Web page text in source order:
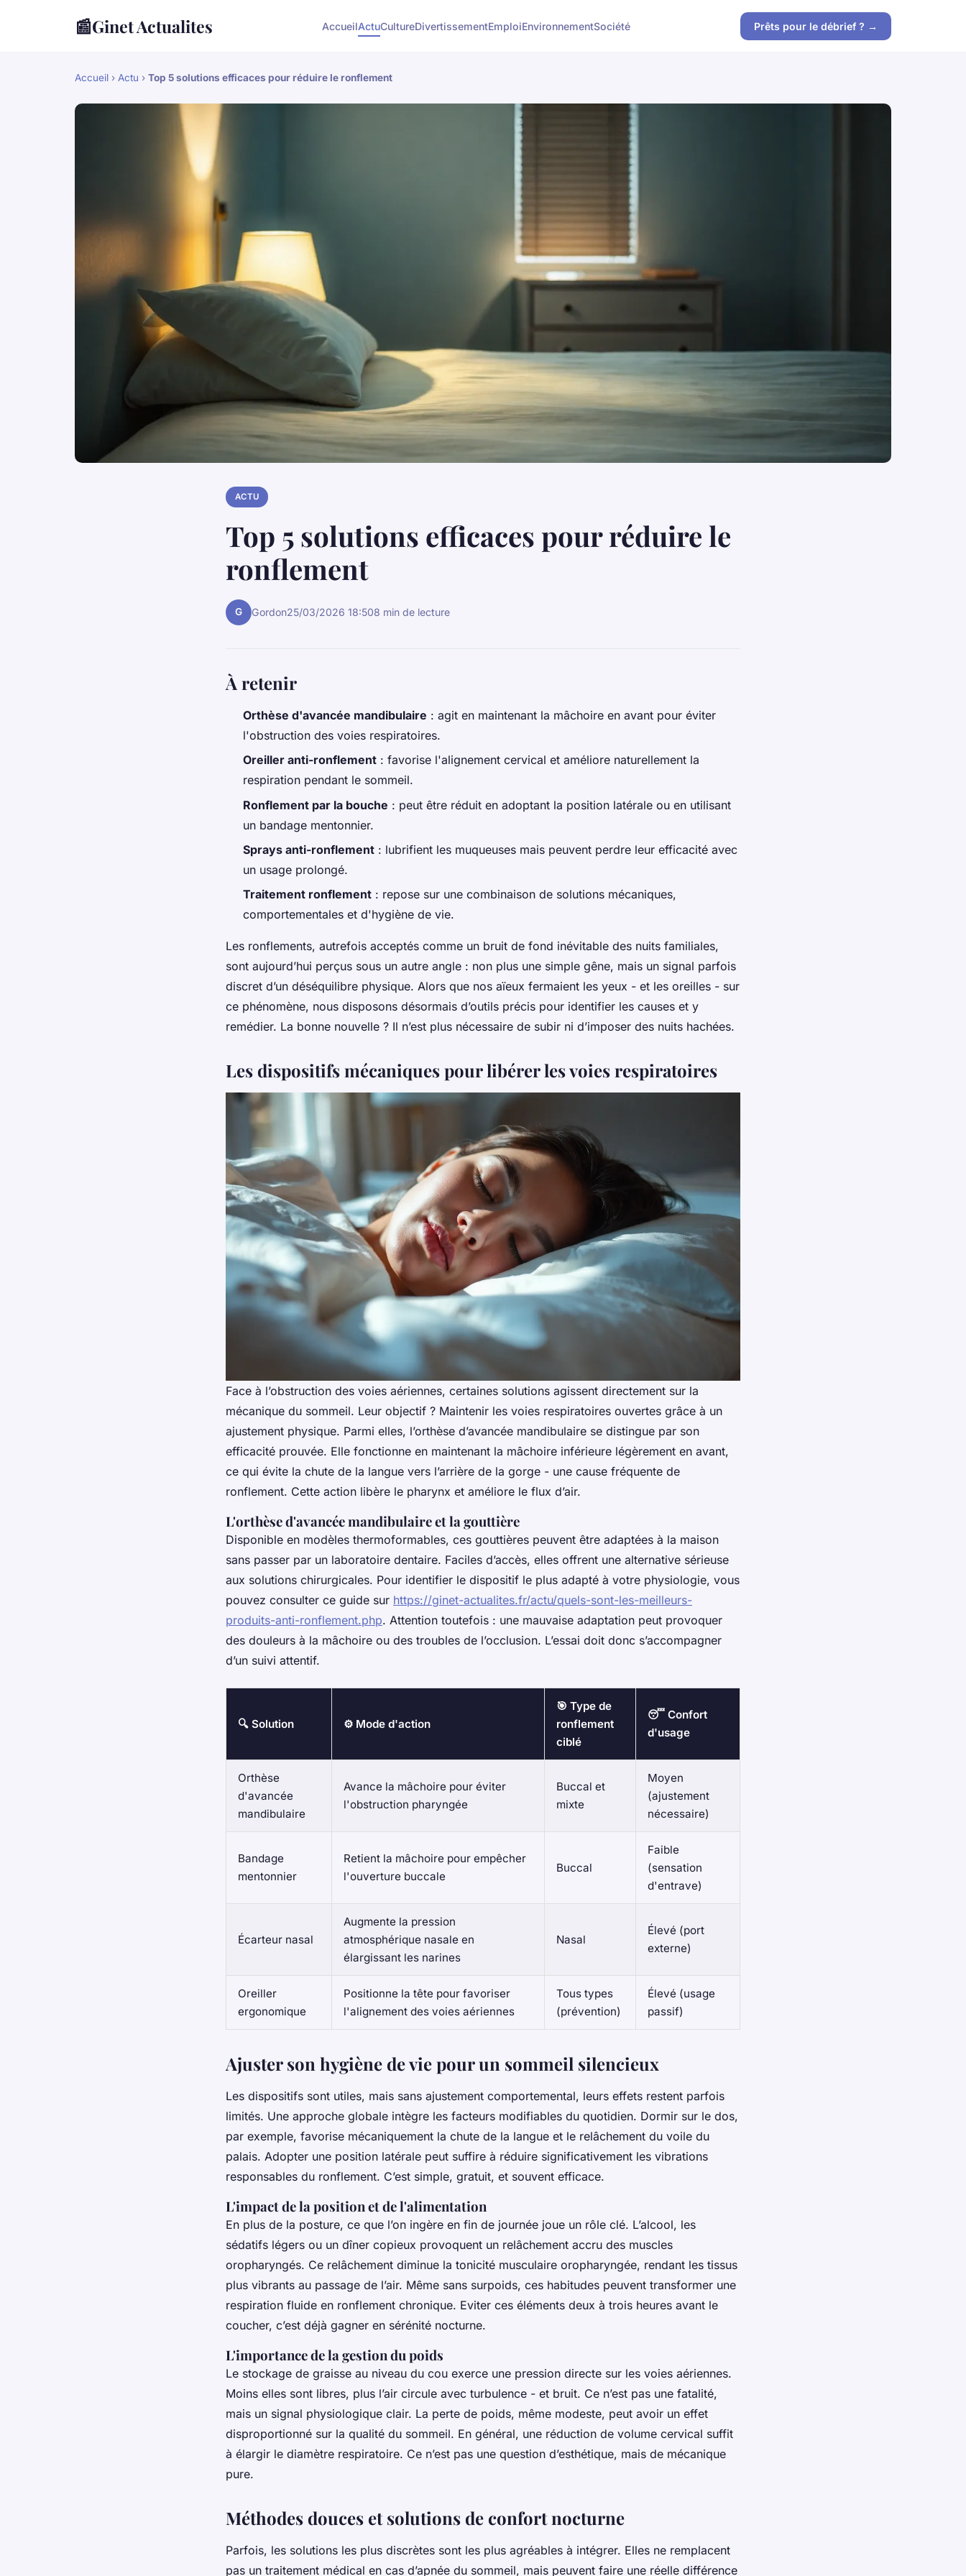
📰Ginet Actualites AccueilActuCultureDivertissementEmploiEnvironnementSociété Prêts pour le débrief ? →
Accueil › Actu › Top 5 solutions efficaces pour réduire le ronflement
ACTU
Top 5 solutions efficaces pour réduire le
ronflement
G Gordon25/03/2026 18:508 min de lecture
À retenir
Orthèse d'avancée mandibulaire : agit en maintenant la mâchoire en avant pour éviter
l'obstruction des voies respiratoires.
Oreiller anti-ronflement : favorise l'alignement cervical et améliore naturellement la
respiration pendant le sommeil.
Ronflement par la bouche : peut être réduit en adoptant la position latérale ou en utilisant
un bandage mentonnier.
Sprays anti-ronflement : lubrifient les muqueuses mais peuvent perdre leur efficacité avec
un usage prolongé.
Traitement ronflement : repose sur une combinaison de solutions mécaniques,
comportementales et d'hygiène de vie.
Les ronflements, autrefois acceptés comme un bruit de fond inévitable des nuits familiales,
sont aujourd’hui perçus sous un autre angle : non plus une simple gêne, mais un signal parfois
discret d’un déséquilibre physique. Alors que nos aïeux fermaient les yeux - et les oreilles - sur
ce phénomène, nous disposons désormais d’outils précis pour identifier les causes et y
remédier. La bonne nouvelle ? Il n’est plus nécessaire de subir ni d’imposer des nuits hachées.
Les dispositifs mécaniques pour libérer les voies respiratoires
Face à l’obstruction des voies aériennes, certaines solutions agissent directement sur la
mécanique du sommeil. Leur objectif ? Maintenir les voies respiratoires ouvertes grâce à un
ajustement physique. Parmi elles, l’orthèse d’avancée mandibulaire se distingue par son
efficacité prouvée. Elle fonctionne en maintenant la mâchoire inférieure légèrement en avant,
ce qui évite la chute de la langue vers l’arrière de la gorge - une cause fréquente de
ronflement. Cette action libère le pharynx et améliore le flux d’air.
L'orthèse d'avancée mandibulaire et la gouttière
Disponible en modèles thermoformables, ces gouttières peuvent être adaptées à la maison
sans passer par un laboratoire dentaire. Faciles d’accès, elles offrent une alternative sérieuse
aux solutions chirurgicales. Pour identifier le dispositif le plus adapté à votre physiologie, vous
pouvez consulter ce guide sur https://ginet-actualites.fr/actu/quels-sont-les-meilleurs-
produits-anti-ronflement.php. Attention toutefois : une mauvaise adaptation peut provoquer
des douleurs à la mâchoire ou des troubles de l’occlusion. L’essai doit donc s’accompagner
d’un suivi attentif.
🔍 Solution ⚙️ Mode d'action
🎯 Type de
ronflement
ciblé
😴 Confort
d'usage
Orthèse
d'avancée
mandibulaire
Avance la mâchoire pour éviter
l'obstruction pharyngée
Buccal et
mixte
Moyen
(ajustement
nécessaire)
Bandage
mentonnier
Retient la mâchoire pour empêcher
l'ouverture buccale
Buccal
Faible
(sensation
d'entrave)
Écarteur nasal
Augmente la pression
atmosphérique nasale en
élargissant les narines
Nasal
Élevé (port
externe)
Oreiller
ergonomique
Positionne la tête pour favoriser
l'alignement des voies aériennes
Tous types
(prévention)
Élevé (usage
passif)
Ajuster son hygiène de vie pour un sommeil silencieux
Les dispositifs sont utiles, mais sans ajustement comportemental, leurs effets restent parfois
limités. Une approche globale intègre les facteurs modifiables du quotidien. Dormir sur le dos,
par exemple, favorise mécaniquement la chute de la langue et le relâchement du voile du
palais. Adopter une position latérale peut suffire à réduire significativement les vibrations
responsables du ronflement. C’est simple, gratuit, et souvent efficace.
L'impact de la position et de l'alimentation
En plus de la posture, ce que l’on ingère en fin de journée joue un rôle clé. L’alcool, les
sédatifs légers ou un dîner copieux provoquent un relâchement accru des muscles
oropharyngés. Ce relâchement diminue la tonicité musculaire oropharyngée, rendant les tissus
plus vibrants au passage de l’air. Même sans surpoids, ces habitudes peuvent transformer une
respiration fluide en ronflement chronique. Eviter ces éléments deux à trois heures avant le
coucher, c’est déjà gagner en sérénité nocturne.
L'importance de la gestion du poids
Le stockage de graisse au niveau du cou exerce une pression directe sur les voies aériennes.
Moins elles sont libres, plus l’air circule avec turbulence - et bruit. Ce n’est pas une fatalité,
mais un signal physiologique clair. La perte de poids, même modeste, peut avoir un effet
disproportionné sur la qualité du sommeil. En général, une réduction de volume cervical suffit
à élargir le diamètre respiratoire. Ce n’est pas une question d’esthétique, mais de mécanique
pure.
Méthodes douces et solutions de confort nocturne
Parfois, les solutions les plus discrètes sont les plus agréables à intégrer. Elles ne remplacent
pas un traitement médical en cas d’apnée du sommeil, mais peuvent faire une réelle différence